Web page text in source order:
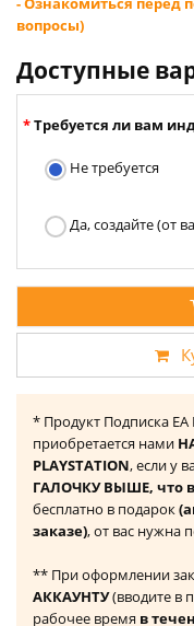
вопросы)
Доступные
Требуется ли вам
Не требуется
Да, создайте (от
* Продукт Подписка EA
приобретается нами
PLAYSTATION, если у
ГАЛОЧКУ ВЫШЕ, что
бесплатно в подарок
заказе), от вас нужна
** При оформлении
АККАУНТУ(вводите в
рабочее время в